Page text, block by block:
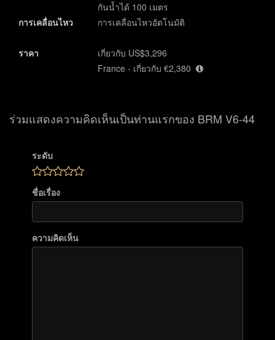
กันน้ำได้ 100 เมตร
การเคลื่อนไหว
การเคลื่อนไหวอัตโนมัติ
ราคา
เกี่ยวกับ US$3,296
France - เกี่ยวกับ €2,380
ร่วมแสดงความคิดเห็นเป็นท่านแรกของ BRM V6-44
ระดับ
ชื่อเรื่อง
ความคิดเห็น